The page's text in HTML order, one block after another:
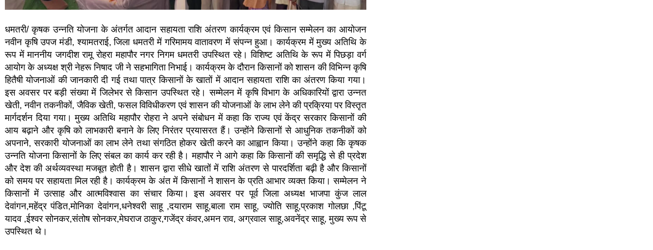
धमतरी/ कृषक उन्नति योजना के अंतर्गत आदान सहायता राशि अंतरण कार्यक्रम एवं किसान सम्मेलन का आयोजन
नवीन कृषि उपज मंडी, श्यामतराई, जिला धमतरी में गरिमामय वातावरण में संपन्न हुआ। कार्यक्रम में मुख्य अतिथि के
रूप में माननीय जगदीश रामू रोहरा महापौर नगर निगम धमतरी उपस्थित रहे। विशिष्ट अतिथि के रूप में पिछड़ा वर्ग
आयोग के अध्यक्ष श्री नेहरू निषाद जी ने सहभागिता निभाई। कार्यक्रम के दौरान किसानों को शासन की विभिन्न कृषि
हितैषी योजनाओं की जानकारी दी गई तथा पात्र किसानों के खातों में आदान सहायता राशि का अंतरण किया गया।
इस अवसर पर बड़ी संख्या में जिलेभर से किसान उपस्थित रहे। सम्मेलन में कृषि विभाग के अधिकारियों द्वारा उन्नत
खेती, नवीन तकनीकों, जैविक खेती, फसल विविधीकरण एवं शासन की योजनाओं के लाभ लेने की प्रक्रिया पर विस्तृत
मार्गदर्शन दिया गया। मुख्य अतिथि महापौर रोहरा ने अपने संबोधन में कहा कि राज्य एवं केंद्र सरकार किसानों की
आय बढ़ाने और कृषि को लाभकारी बनाने के लिए निरंतर प्रयासरत हैं। उन्होंने किसानों से आधुनिक तकनीकों को
अपनाने, सरकारी योजनाओं का लाभ लेने तथा संगठित होकर खेती करने का आह्वान किया। उन्होंने कहा कि कृषक
उन्नति योजना किसानों के लिए संबल का कार्य कर रही है। महापौर ने आगे कहा कि किसानों की समृद्धि से ही प्रदेश
और देश की अर्थव्यवस्था मजबूत होती है। शासन द्वारा सीधे खातों में राशि अंतरण से पारदर्शिता बढ़ी है और किसानों
को समय पर सहायता मिल रही है। कार्यक्रम के अंत में किसानों ने शासन के प्रति आभार व्यक्त किया। सम्मेलन ने
किसानों में उत्साह और आत्मविश्वास का संचार किया। इस अवसर पर पूर्व जिला अध्यक्ष भाजपा कुंज लाल
देवांगन,महेंद्र पंडित,मोनिका देवांगन,धनेश्वरी साहू ,दयाराम साहू,बाला राम साहू, ज्योति साहू,प्रकाश गोलछा ,पिंटू
यादव ,ईश्वर सोनकर,संतोष सोनकर,मेघराज ठाकुर,गजेंद्र कंवर,अमन राव, अग्रवाल साहू,अवनेंद्र साहू, मुख्य रूप से
उपस्थित थे।